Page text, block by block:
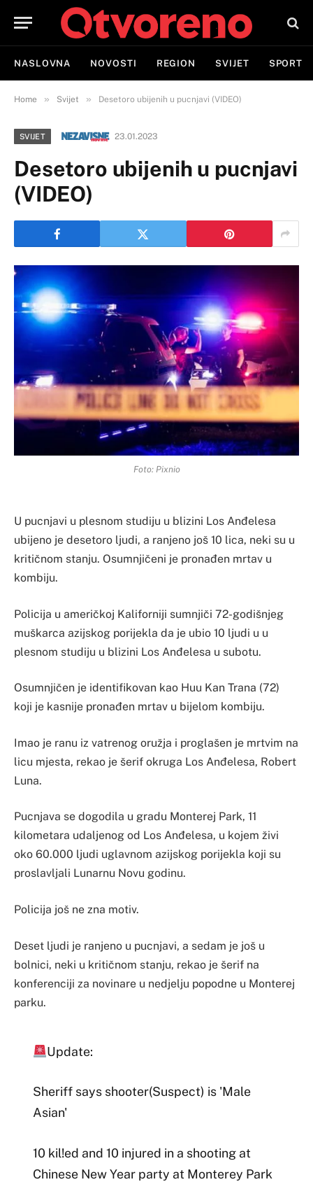
NASLOVNA NOVOSTI REGION SVIJET SPORT
Home » Svijet » Desetoro ubijenih u pucnjavi (VIDEO)
SVIJET 23.01.2023
Desetoro ubijenih u pucnjavi
(VIDEO)
Foto: Pixnio
U pucnjavi u plesnom studiju u blizini Los Anđelesa
ubijeno je desetoro ljudi, a ranjeno još 10 lica, neki su u
kritičnom stanju. Osumnjičeni je pronađen mrtav u
kombiju.
Policija u američkoj Kaliforniji sumnjiči 72-godišnjeg
muškarca azijskog porijekla da je ubio 10 ljudi u u
plesnom studiju u blizini Los Anđelesa u subotu.
Osumnjičen je identifikovan kao Huu Kan Trana (72)
koji je kasnije pronađen mrtav u bijelom kombiju.
Imao je ranu iz vatrenog oružja i proglašen je mrtvim na
licu mjesta, rekao je šerif okruga Los Anđelesa, Robert
Luna.
Pucnjava se dogodila u gradu Monterej Park, 11
kilometara udaljenog od Los Anđelesa, u kojem živi
oko 60.000 ljudi uglavnom azijskog porijekla koji su
proslavljali Lunarnu Novu godinu.
Policija još ne zna motiv.
Deset ljudi je ranjeno u pucnjavi, a sedam je još u
bolnici, neki u kritičnom stanju, rekao je šerif na
konferenciji za novinare u nedjelju popodne u Monterej
parku.
Update:
Sheriff says shooter(Suspect) is 'Male
Asian'
10 kil!ed and 10 injured in a shooting at
Chinese New Year party at Monterey Park